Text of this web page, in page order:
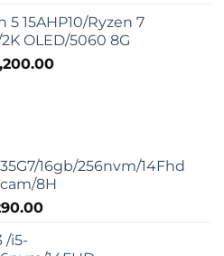
je:
€1,080.00.
5 15AHP10/Ryzen 7
OLED/5060 8G
Trenutna
16gb/256nvm/14Fhd
8H
Trenutna
/i5-